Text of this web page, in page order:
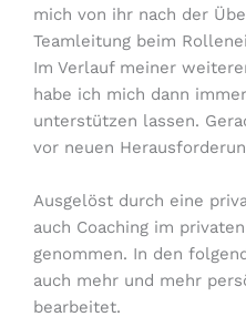
mich von ihr nach der
Teamleitung beim
Im Verlauf meiner
habe ich mich dann
unterstützen lassen.
vor neuen
Ausgelöst durch eine
auch Coaching im
genommen. In den
auch mehr und mehr
bearbeitet.